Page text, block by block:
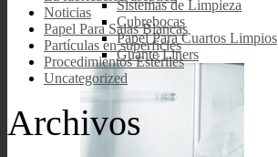
Sistemas de Limpieza
Cubrebocas
Papel Para Cuartos Limpios
Guante Liners
Noticias
Papel Para Salas Blancas
Partículas en superficies
Procedimientos Estériles
Uncategorized
Archivos